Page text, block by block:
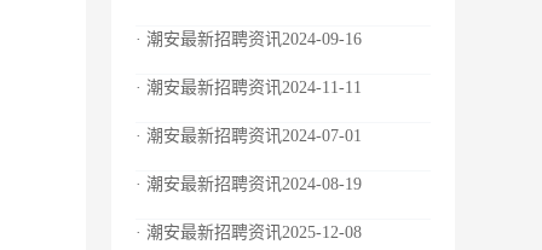
· 潮安最新招聘资讯2024-09-16
· 潮安最新招聘资讯2024-11-11
· 潮安最新招聘资讯2024-07-01
· 潮安最新招聘资讯2024-08-19
· 潮安最新招聘资讯2025-12-08